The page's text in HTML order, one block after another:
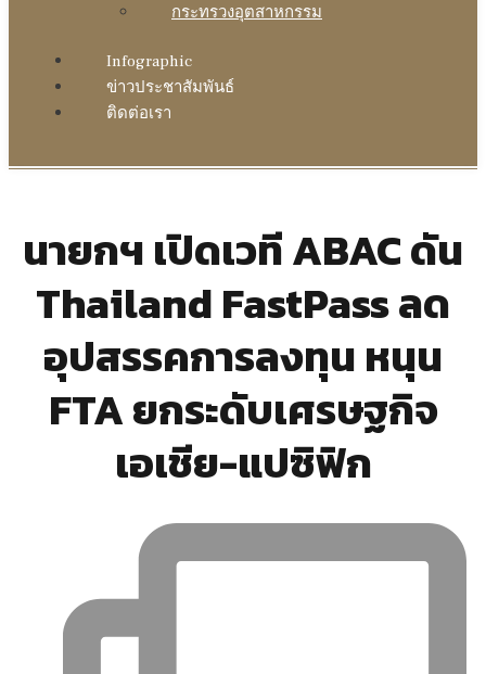
กระทรวงอุตสาหกรรม
Infographic
ข่าวประชาสัมพันธ์
ติดต่อเรา
นายกฯ เปิดเวที ABAC ดัน
Thailand FastPass ลด
อุปสรรคการลงทุน หนุน
FTA ยกระดับเศรษฐกิจ
เอเชีย-แปซิฟิก